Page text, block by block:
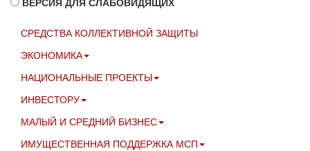
СРЕДСТВА КОЛЛЕКТИВНОЙ ЗАЩИТЫ
ЭКОНОМИКА
НАЦИОНАЛЬНЫЕ ПРОЕКТЫ
ИНВЕСТОРУ
МАЛЫЙ И СРЕДНИЙ БИЗНЕС
ИМУЩЕСТВЕННАЯ ПОДДЕРЖКА МСП